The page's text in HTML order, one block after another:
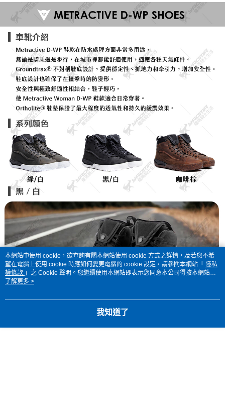
每筆NT$100，滿NT$1,000(含以上)免運費
本網站中使用 cookie，欲查詢有關本網站使用 cookie 方式之詳情，及若您不希
望在電腦上使用 cookie 時應如何變更電腦的 cookie 設定，請參閱本網站「 隱私
權條款 」之 Cookie 聲明。您繼續使用本網站即表示您同意本公司得按本網站使
用條款之 Cookie 聲明使用 cookie。
了解更多 >
我知道了